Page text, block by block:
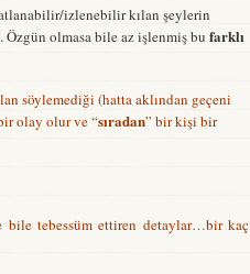
izlenebilir kılan şeylerin
Özgün olmasa bile az işlenmiş bu farklı
söylemediği (hatta aklından geçeni
olay olur ve “sıradan” bir kişi bir
tebessüm ettiren detaylar…bir kaç